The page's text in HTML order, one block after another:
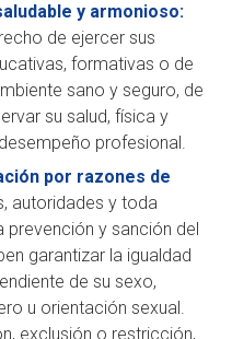
y armonioso:
de ejercer sus
formativas o de
sano y seguro, de
su salud, física y
profesional.
por razones de
autoridades y toda
prevención y sanción del
garantizar la igualdad
de su sexo,
u orientación sexual.
exclusión o restricción,